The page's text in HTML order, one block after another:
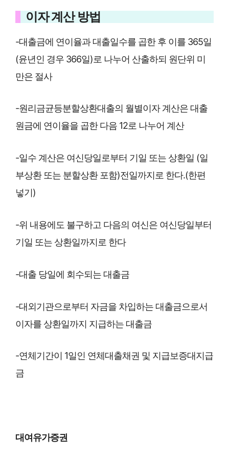
이자 계산 방법
-대출금에 연이율과 대출일수를 곱한 후 이를 365일
(윤년인 경우 366일)로 나누어 산출하되 원단위 미
만은 절사
-원리금균등분할상환대출의 월별이자 계산은 대출
원금에 연이율을 곱한 다음 12로 나누어 계산
-일수 계산은 여신당일로부터 기일 또는 상환일 (일
부상환 또는 분할상환 포함)전일까지로 한다.(한편
넣기)
-위 내용에도 불구하고 다음의 여신은 여신당일부터
기일 또는 상환일까지로 한다
-대출 당일에 회수되는 대출금
-대외기관으로부터 자금을 차입하는 대출금으로서
이자를 상환일까지 지급하는 대출금
-연체기간이 1일인 연체대출채권 및 지급보증대지급
금
대여유가증권